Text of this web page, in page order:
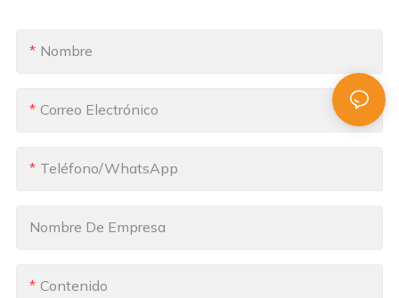
Nombre
Correo Electrónico
Teléfono/WhatsApp
Nombre De Empresa
Contenido